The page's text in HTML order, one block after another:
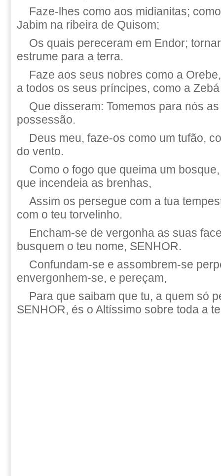
Faze-lhes como aos midianitas;
Jabim na ribeira de Quisom;
Os quais pereceram em Endor;
estrume para a terra.
Faze aos seus nobres como a
a todos os seus príncipes, como a
Que disseram: Tomemos para nós
possessão.
Deus meu, faze-os como um tufão,
do vento.
Como o fogo que queima um
que incendeia as brenhas,
Assim os persegue com a tua
com o teu torvelinho.
Encham-se de vergonha as suas
busquem o teu nome, SENHOR.
Confundam-se e assombrem-se
envergonhem-se, e pereçam,
Para que saibam que tu, a quem só
SENHOR, és o Altíssimo sobre toda a